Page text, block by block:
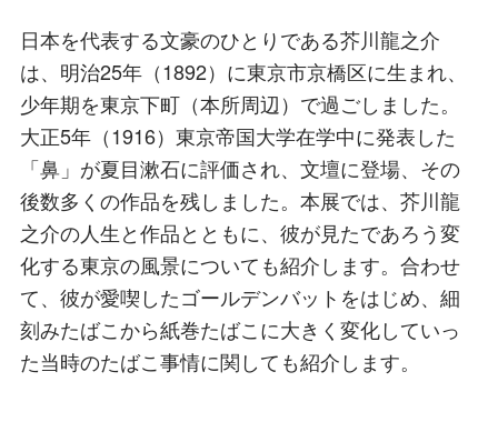
日本を代表する文豪のひとりである芥川龍之介
は、明治25年（1892）に東京市京橋区に生まれ、
少年期を東京下町（本所周辺）で過ごしました。
大正5年（1916）東京帝国大学在学中に発表した
「鼻」が夏目漱石に評価され、文壇に登場、その
後数多くの作品を残しました。本展では、芥川龍
之介の人生と作品とともに、彼が見たであろう変
化する東京の風景についても紹介します。合わせ
て、彼が愛喫したゴールデンバットをはじめ、細
刻みたばこから紙巻たばこに大きく変化していっ
た当時のたばこ事情に関しても紹介します。